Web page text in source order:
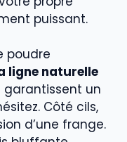
puissant.
poudre
ligne naturelle
garantissent un
Côté cils,
d’une frange.